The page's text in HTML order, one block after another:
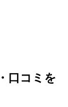
口コミを